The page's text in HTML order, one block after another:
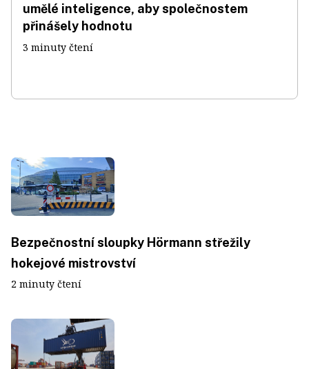
umělé inteligence, aby společnostem
přinášely hodnotu
3 minuty čtení
Bezpečnostní sloupky Hörmann střežily
hokejové mistrovství
2 minuty čtení